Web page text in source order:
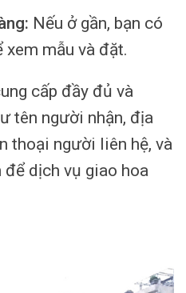
Nếu ở gần, bạn có
mẫu và đặt.
cấp đầy đủ và
tên người nhận, địa
thoại người liên hệ, và
dịch vụ giao hoa